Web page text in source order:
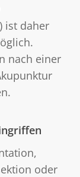
ist daher
nach einer
oder